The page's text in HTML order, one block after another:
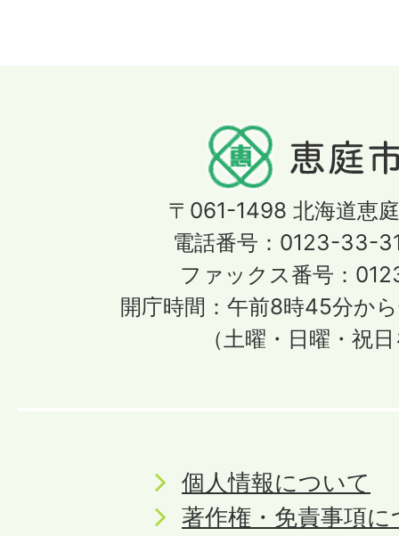
〒061-1498 北海道恵
電話番号：0123-33-
ファックス番号：
開庁時間：午前8時45分か
（土曜・日曜・祝
個人情報について
著作権・免責事項